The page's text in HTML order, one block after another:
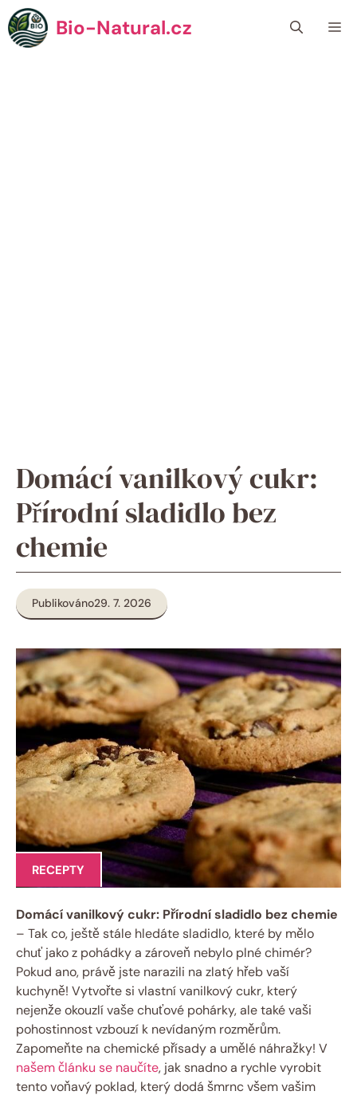
Přeskočit
na
obsah
Bio-Natural.cz
Domácí vanilkový cukr:
Přírodní sladidlo bez
chemie
Publikováno29. 7. 2026
RECEPTY
Domácí vanilkový cukr: Přírodní sladidlo bez chemie
– Tak co, ještě stále hledáte sladidlo, které by mělo
chuť jako z pohádky a zároveň nebylo plné chimér?
Pokud ano, právě jste narazili na zlatý hřeb vaší
kuchyně! Vytvořte si vlastní vanilkový cukr, který
nejenže okouzlí vaše chuťové pohárky, ale také vaši
pohostinnost vzbouzí k nevídaným rozměrům.
Zapomeňte na chemické přísady a umělé náhražky! V
našem článku se naučíte, jak snadno a rychle vyrobit
tento voňavý poklad, který dodá šmrnc všem vašim